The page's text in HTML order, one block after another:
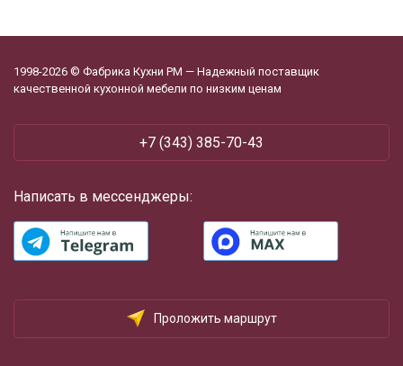
1998-2026 © Фабрика Кухни РМ — Надежный поставщик
качественной кухонной мебели по низким ценам
+7 (343) 385-70-43
Написать в мессенджеры:
Проложить маршрут